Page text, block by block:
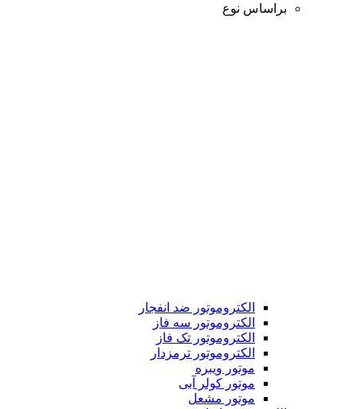
براساس نوع
الکتروموتور ضد انفجار
الکتروموتور سه فاز
الکتروموتور تک فاز
الکتروموتور ترمزدار
موتور ویبره
موتور کولر آبی
موتور مشعل